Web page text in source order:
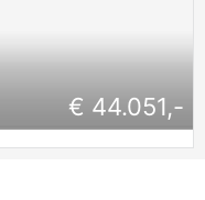
€ 44.051,-